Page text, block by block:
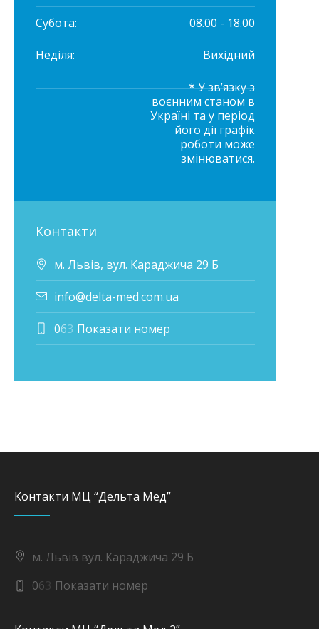
Субота: 08.00 - 18.00
Неділя: Вихідний
* У зв’язку з
воєнним станом в
Україні та у період
його дії графік
роботи може
змінюватися.
Контакти
м. Львів, вул. Караджича 29 Б
info@delta-med.com.ua
063 Показати номер
Контакти МЦ “Дельта Мед”
м. Львів вул. Караджича 29 Б
063 Показати номер